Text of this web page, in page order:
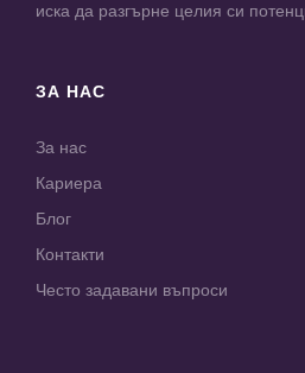
иска да разгърне целия си
ЗА НАС
За нас
Кариера
Блог
Контакти
Често задавани въпроси